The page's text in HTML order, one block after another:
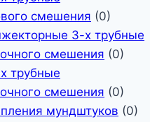
смешения (0)
3-х трубные
смешения (0)
трубные
смешения (0)
мундштуков (0)